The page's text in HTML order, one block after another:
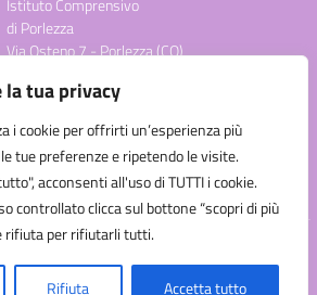
la tua privacy
i cookie per offrirti un’esperienza più
tue preferenze e ripetendo le visite.
acconsenti all'uso di TUTTI i cookie.
controllato clicca sul bottone “scopri di più
rifiuta per rifiutarli tutti.
Rifiuta Accetta tutto
Istituto Comprensivo
di Porlezza
Via Osteno 7 - Porlezza (CO)
E-mail: coic815009@istruzione.it
PEC: coic815009@pec.istruzione.it
COIC815009
UF3C3W